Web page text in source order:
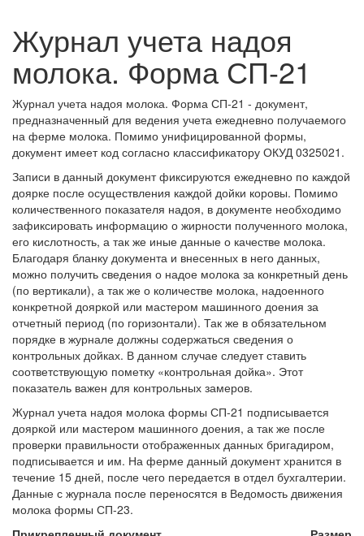
Журнал учета надоя
молока. Форма СП-21
Журнал учета надоя молока. Форма СП-21 - документ,
предназначенный для ведения учета ежедневно получаемого
на ферме молока. Помимо унифицированной формы,
документ имеет код согласно классификатору ОКУД 0325021.
Записи в данный документ фиксируются ежедневно по каждой
доярке после осуществления каждой дойки коровы. Помимо
количественного показателя надоя, в документе необходимо
зафиксировать информацию о жирности полученного молока,
его кислотность, а так же иные данные о качестве молока.
Благодаря бланку документа и внесенных в него данных,
можно получить сведения о надое молока за конкретный день
(по вертикали), а так же о количестве молока, надоенного
конкретной дояркой или мастером машинного доения за
отчетный период (по горизонтали). Так же в обязательном
порядке в журнале должны содержаться сведения о
контрольных дойках. В данном случае следует ставить
соответствующую пометку «контрольная дойка». Этот
показатель важен для контрольных замеров.
Журнал учета надоя молока формы СП-21 подписывается
дояркой или мастером машинного доения, а так же после
проверки правильности отображенных данных бригадиром,
подписывается и им. На ферме данный документ хранится в
течение 15 дней, после чего передается в отдел бухгалтерии.
Данные с журнала после переносятся в Ведомость движения
молока формы СП-23.